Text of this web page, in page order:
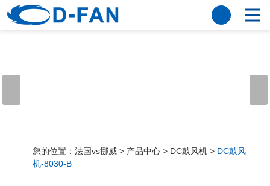
法国vs挪威
应用案例
工程案例
解决方案
新闻资讯
您的位置： 法国vs挪威> 产品中心> DC鼓风机> DC鼓风
机-8030-B